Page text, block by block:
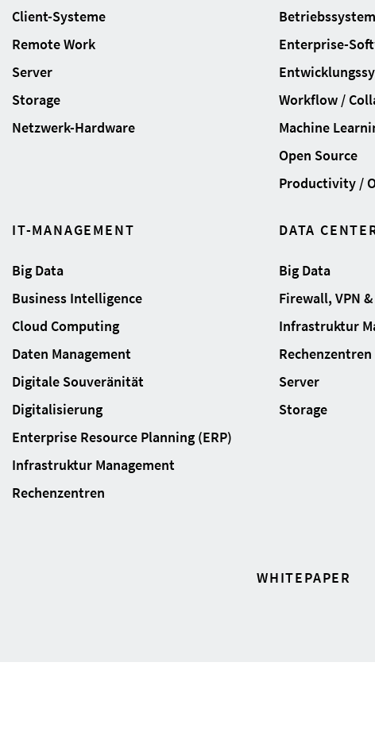
Client-Systeme
Remote Work
Server
Storage
Netzwerk-Hardware
Enterprise-
Workflow /
Machine
Open Source
Productivity /
IT-MANAGEMENT
Big Data
Business Intelligence
Cloud Computing
Daten Management
Digitale Souveränität
Digitalisierung
Enterprise Resource Planning (ERP)
Infrastruktur Management
Rechenzentren
DATA
Big Data
Firewall, VPN
Infrastruktur
Rechenzentren
Server
Storage
WHITEPAPER